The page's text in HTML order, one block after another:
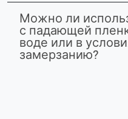
Можно ли
с падающей
воде или в
замерзанию?